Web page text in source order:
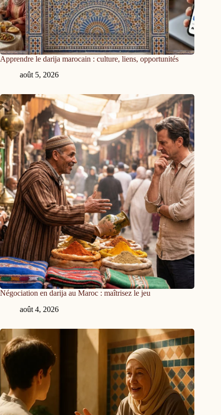
Apprendre le darija marocain : culture, liens, opportunités
août 5, 2026
Négociation en darija au Maroc : maîtrisez le jeu
août 4, 2026